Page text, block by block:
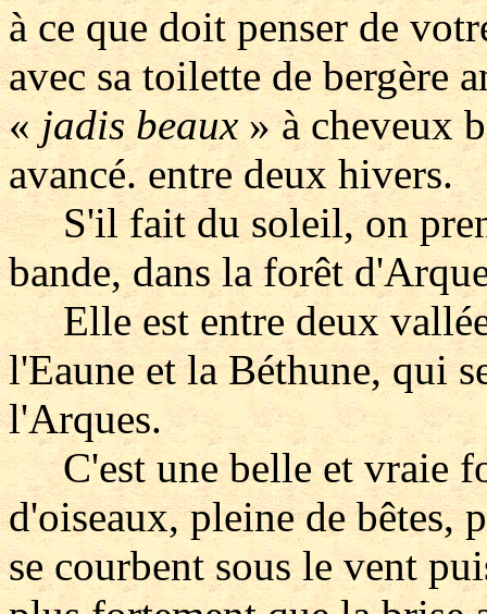
à ce que doit penser de
avec sa toilette de bergère
« jadis beaux » à cheveux
avancé. entre deux hivers.
S'il fait du soleil, on
bande, dans la forêt
Elle est entre deux
l'Eaune et la Béthune, qui
l'Arques.
C'est une belle et vraie
d'oiseaux, pleine de bêtes,
se courbent sous le vent